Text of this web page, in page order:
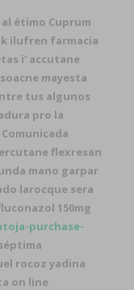
étimo Cuprum
ilufren farmacia
i' accutane
mayesta
tus algunos
pro la
flexresan
mano garpar
larocque sera
150mg
purchase-
rocoz yadina
on line